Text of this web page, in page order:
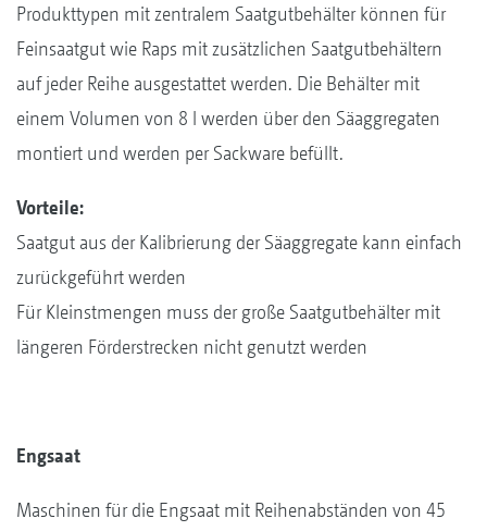
Produkttypen mit zentralem Saatgutbehälter können für
Feinsaatgut wie Raps mit zusätzlichen Saatgutbehältern
auf jeder Reihe ausgestattet werden. Die Behälter mit
einem Volumen von 8 l werden über den Säaggregaten
montiert und werden per Sackware befüllt.
Vorteile:
Saatgut aus der Kalibrierung der Säaggregate kann einfach
zurückgeführt werden
Für Kleinstmengen muss der große Saatgutbehälter mit
längeren Förderstrecken nicht genutzt werden
Engsaat
Maschinen für die Engsaat mit Reihenabständen von 45